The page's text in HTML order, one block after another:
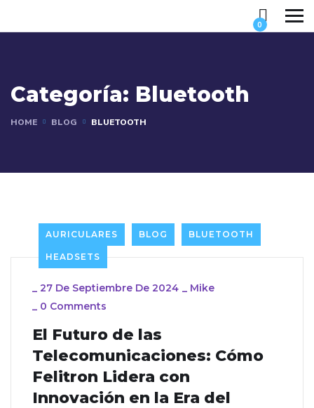
0
Categoría: Bluetooth
HOME BLOG BLUETOOTH
AURICULARES BLOG BLUETOOTH
HEADSETS
_ 27 De Septiembre De 2024 _ Mike
_ 0 Comments
El Futuro de las
Telecomunicaciones: Cómo
Felitron Lidera con
Innovación en la Era del